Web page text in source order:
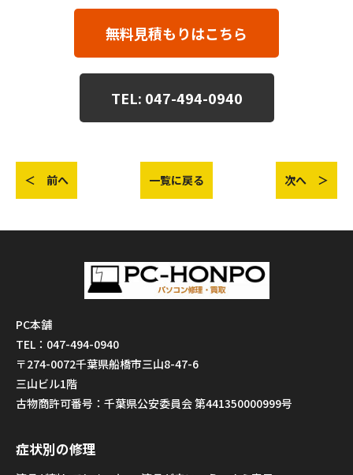
無料見積もりはこちら
TEL: 047-494-0940
＜ 前へ 一覧に戻る 次へ ＞
PC本舗
TEL：047-494-0940
〒274-0072千葉県船橋市三山8-47-6
三山ビル1階
古物商許可番号：千葉県公安委員会 第441350000999号
症状別の修理